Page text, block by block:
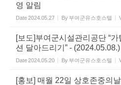
영 알림
Date2024.05.27 By 부여군유스호스텔
[보도]부여군시설관리공단 “
션 달아드리기” - (2024.05.08.)
Date2024.05.20 By 부여군유스호스텔
[홍보] 매월 22일 상호존중의